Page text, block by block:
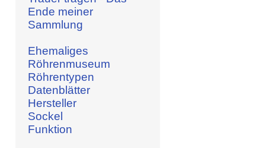
Ende meiner
Sammlung
Ehemaliges
Röhrenmuseum
Röhrentypen
Datenblätter
Hersteller
Sockel
Funktion